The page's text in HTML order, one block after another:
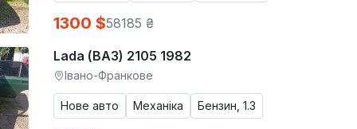
1300 $58185 ₴
Lada (ВАЗ) 2105 1982
Івано-Франкове
Нове авто Механіка Бензин, 1.3